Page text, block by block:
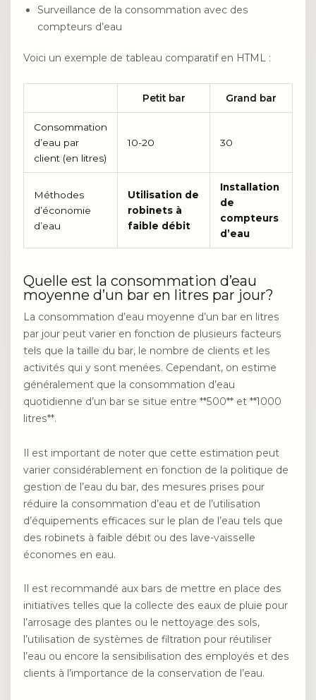
Surveillance de la consommation avec des
compteurs d’eau
Voici un exemple de tableau comparatif en HTML :
Petit bar Grand bar
Consommation
d’eau par
client (en litres)
10-20 30
Méthodes
d’économie
d’eau
Utilisation de
robinets à
faible débit
Installation
de
compteurs
d’eau
Quelle est la consommation d’eau
moyenne d’un bar en litres par jour?
La consommation d’eau moyenne d’un bar en litres
par jour peut varier en fonction de plusieurs facteurs
tels que la taille du bar, le nombre de clients et les
activités qui y sont menées. Cependant, on estime
généralement que la consommation d’eau
quotidienne d’un bar se situe entre **500** et **1000
litres**.
Il est important de noter que cette estimation peut
varier considérablement en fonction de la politique de
gestion de l’eau du bar, des mesures prises pour
réduire la consommation d’eau et de l’utilisation
d’équipements efficaces sur le plan de l’eau tels que
des robinets à faible débit ou des lave-vaisselle
économes en eau.
Il est recommandé aux bars de mettre en place des
initiatives telles que la collecte des eaux de pluie pour
l’arrosage des plantes ou le nettoyage des sols,
l’utilisation de systèmes de filtration pour réutiliser
l’eau ou encore la sensibilisation des employés et des
clients à l’importance de la conservation de l’eau.